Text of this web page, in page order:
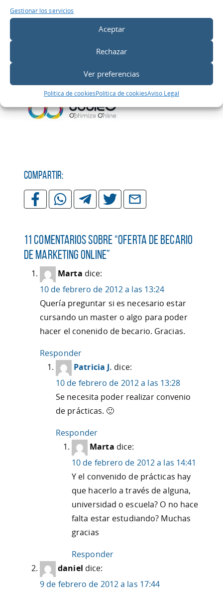
Gestionar los servicios
Aceptar
Rechazar
Ver preferencias
Política de cookiesPolítica de cookiesAviso Legal
Y empieza a conocernos en
Twitter
Compartir:
11 comentarios sobre “Oferta de Becario
de Marketing Online”
Marta dice:
10 de febrero de 2012 a las 13:24
Quería preguntar si es necesario estar
cursando un master o algo para poder
hacer el conenido de becario. Gracias.
Responder
Patricia J. dice:
10 de febrero de 2012 a las 13:28
Se necesita poder realizar convenio
de prácticas. 🙂
Responder
Marta dice:
10 de febrero de 2012 a las 14:41
Y el convenido de prácticas hay
que hacerlo a través de alguna,
universidad o escuela? O no hace
falta estar estudiando? Muchas
gracias
Responder
daniel dice:
9 de febrero de 2012 a las 17:44